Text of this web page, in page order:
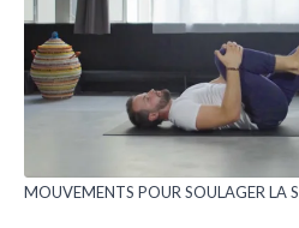
MOUVEMENTS POUR SOULAGER LA